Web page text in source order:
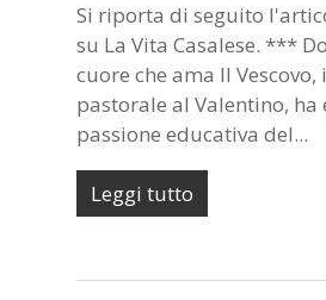
Si riporta di seguito
su La Vita Casalese. ***
cuore che ama Il Vescovo,
pastorale al Valentino, ha
passione educativa del...
Leggi tutto